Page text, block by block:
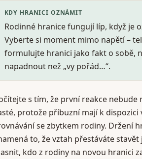
KDY HRANICI OZNÁMIT
Rodinné hranice fungují líp, když je
Vyberte si moment mimo napětí –
formulujte hranici jako fakt o sobě,
napadnout než „vy pořád…“.
s tím, že první reakce
protože příbuzní mají k dispozici
se zbytkem rodiny. Držení
to, že vztah přestáváte
kdo z rodiny na novou hranici